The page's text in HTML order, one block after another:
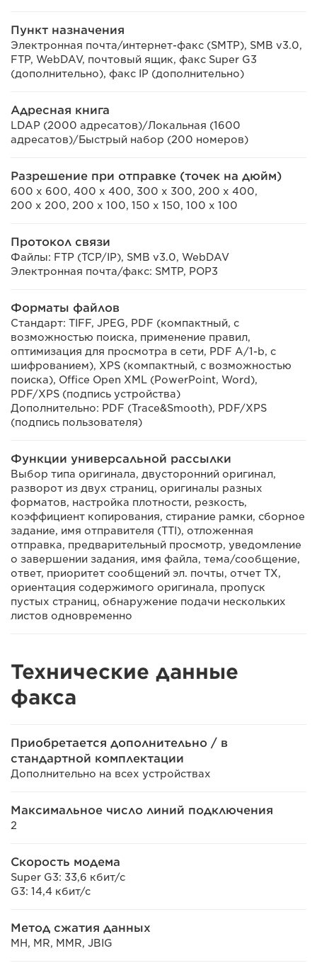
Пункт назначения
Электронная почта/интернет-факс (SMTP), SMB v3.0,
FTP, WebDAV, почтовый ящик, факс Super G3
(дополнительно), факс IP (дополнительно)
Адресная книга
LDAP (2000 адресатов)/Локальная (1600
адресатов)/Быстрый набор (200 номеров)
Разрешение при отправке (точек на дюйм)
600 x 600, 400 x 400, 300 x 300, 200 x 400,
200 x 200, 200 x 100, 150 x 150, 100 x 100
Протокол связи
Файлы: FTP (TCP/IP), SMB v3.0, WebDAV
Электронная почта/факс: SMTP, POP3
Форматы файлов
Стандарт: TIFF, JPEG, PDF (компактный, с
возможностью поиска, применение правил,
оптимизация для просмотра в сети, PDF A/1-b, с
шифрованием), XPS (компактный, с возможностью
поиска), Office Open XML (PowerPoint, Word),
PDF/XPS (подпись устройства)
Дополнительно: PDF (Trace&Smooth), PDF/XPS
(подпись пользователя)
Функции универсальной рассылки
Выбор типа оригинала, двусторонний оригинал,
разворот из двух страниц, оригиналы разных
форматов, настройка плотности, резкость,
коэффициент копирования, стирание рамки, сборное
задание, имя отправителя (TTI), отложенная
отправка, предварительный просмотр, уведомление
о завершении задания, имя файла, тема/сообщение,
ответ, приоритет сообщений эл. почты, отчет TX,
ориентация содержимого оригинала, пропуск
пустых страниц, обнаружение подачи нескольких
листов одновременно
Технические данные
факса
Приобретается дополнительно / в
стандартной комплектации
Дополнительно на всех устройствах
Максимальное число линий подключения
2
Скорость модема
Super G3: 33,6 кбит/с
G3: 14,4 кбит/с
Метод сжатия данных
MH, MR, MMR, JBIG